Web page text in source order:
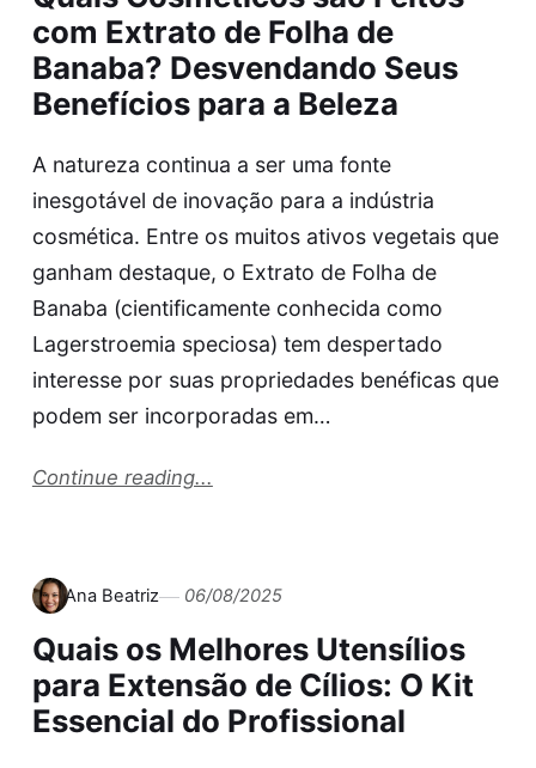
com Extrato de Folha de
Banaba? Desvendando Seus
Benefícios para a Beleza
A natureza continua a ser uma fonte
inesgotável de inovação para a indústria
cosmética. Entre os muitos ativos vegetais que
ganham destaque, o Extrato de Folha de
Banaba (cientificamente conhecida como
Lagerstroemia speciosa) tem despertado
interesse por suas propriedades benéficas que
podem ser incorporadas em…
Continue reading...
Ana Beatriz 06/08/2025
Quais os Melhores Utensílios
para Extensão de Cílios: O Kit
Essencial do Profissional